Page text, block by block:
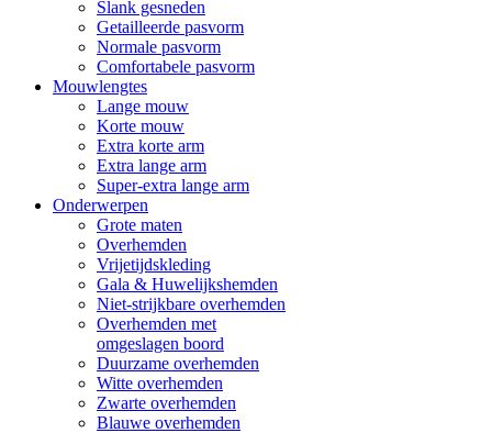
Slank gesneden
Getailleerde pasvorm
Normale pasvorm
Comfortabele pasvorm
Mouwlengtes
Lange mouw
Korte mouw
Extra korte arm
Extra lange arm
Super-extra lange arm
Onderwerpen
Grote maten
Overhemden
Vrijetijdskleding
Gala & Huwelijkshemden
Niet-strijkbare overhemden
Overhemden met
omgeslagen boord
Duurzame overhemden
Witte overhemden
Zwarte overhemden
Blauwe overhemden